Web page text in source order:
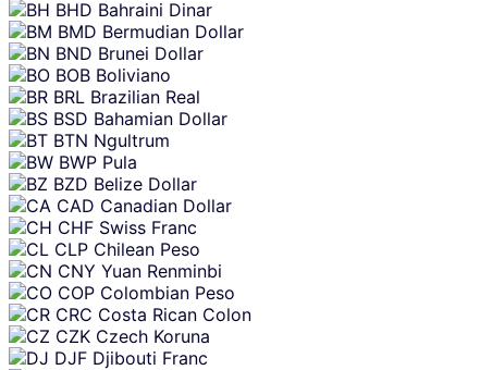
BHD Bahraini Dinar
BMD Bermudian Dollar
BND Brunei Dollar
BOB Boliviano
BRL Brazilian Real
BSD Bahamian Dollar
BTN Ngultrum
BWP Pula
BZD Belize Dollar
CAD Canadian Dollar
CHF Swiss Franc
CLP Chilean Peso
CNY Yuan Renminbi
COP Colombian Peso
CRC Costa Rican Colon
CZK Czech Koruna
DJF Djibouti Franc